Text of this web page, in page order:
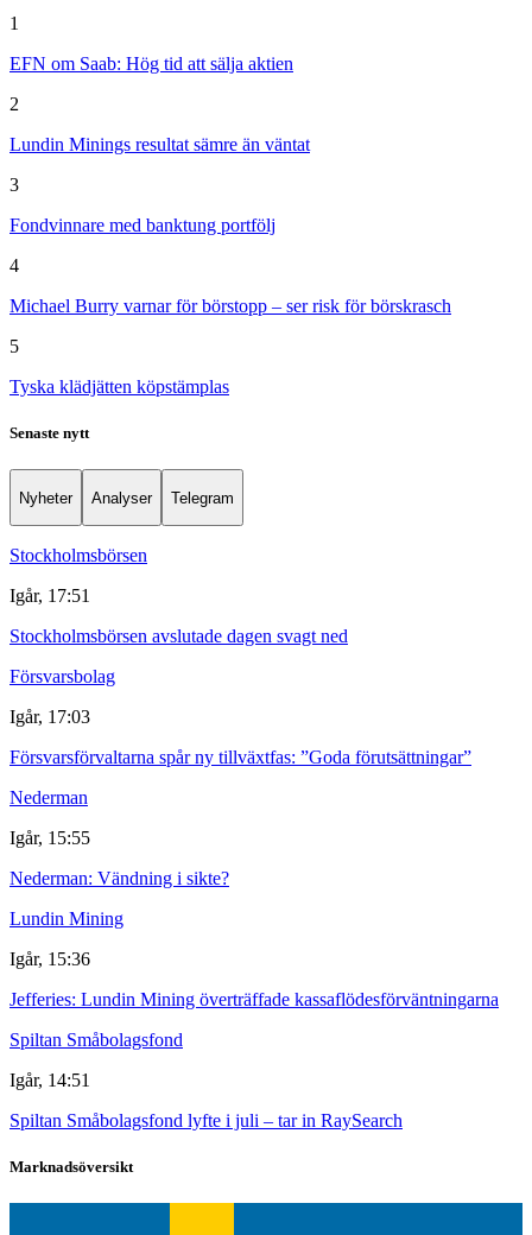
1
EFN om Saab: Hög tid att sälja aktien
2
Lundin Minings resultat sämre än väntat
3
Fondvinnare med banktung portfölj
4
Michael Burry varnar för börstopp – ser risk för börskrasch
5
Tyska klädjätten köpstämplas
Senaste nytt
Nyheter Analyser Telegram
Stockholmsbörsen
Igår, 17:51
Stockholmsbörsen avslutade dagen svagt ned
Försvarsbolag
Igår, 17:03
Försvarsförvaltarna spår ny tillväxtfas: ”Goda förutsättningar”
Nederman
Igår, 15:55
Nederman: Vändning i sikte?
Lundin Mining
Igår, 15:36
Jefferies: Lundin Mining överträffade kassaflödesförväntningarna
Spiltan Småbolagsfond
Igår, 14:51
Spiltan Småbolagsfond lyfte i juli – tar in RaySearch
Marknadsöversikt